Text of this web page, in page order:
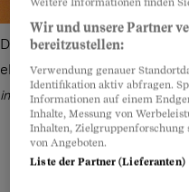
Das Geschäftsmodell:
ebenfalls die Produkte von
instagram.com/monatofficial -
Wir und unsere Partner
bereitzustellen:
Verwendung genauer
Identifikation aktiv abfragen.
Informationen auf einem
Inhalte, Messung von
Inhalten,
von Angeboten.
Liste der Partner (Lieferanten)